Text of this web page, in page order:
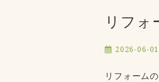
リフォ
2026-06-01
リフォーム